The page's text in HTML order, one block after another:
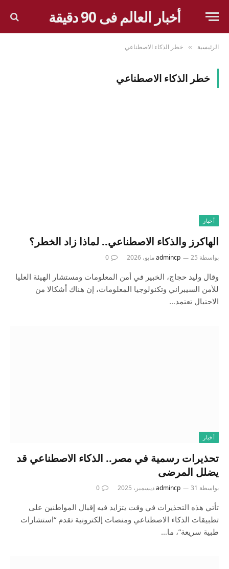
أخبار العالم فى 90 دقيقة
الرئيسية » خطر الذكاء الاصطناعي
خطر الذكاء الاصطناعي
أخبار
الهاكرز والذكاء الاصطناعي.. لماذا زاد الخطر؟
بواسطة admincp 25 مايو، 2026 0
وقال وليد حجاج، الخبير في أمن المعلومات ومستشار الهيئة العليا
للأمن السيبراني وتكنولوجيا المعلومات، إن هناك أشكالا من
الاحتيال تعتمد…
أخبار
تحذيرات رسمية في مصر.. الذكاء الاصطناعي قد
يضلل المرضى
بواسطة admincp 31 ديسمبر، 2025 0
تأتي هذه التحذيرات في وقت يتزايد فيه إقبال المواطنين على
تطبيقات الذكاء الاصطناعي ومنصات إلكترونية تقدم “استشارات
طبية سريعة”، ما…